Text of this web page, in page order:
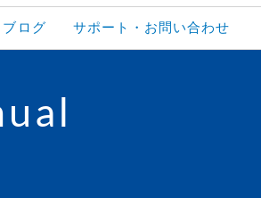
ブログ サポート・お問い合わせ